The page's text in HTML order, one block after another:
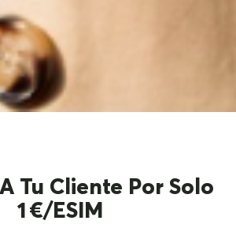
Tu Cliente Por Solo
1 €/eSIM